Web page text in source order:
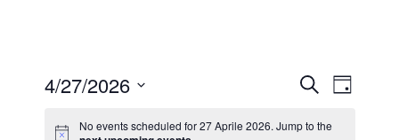
Events
Search
Giorno
4/27/2026
date.
No events scheduled for 27 Aprile 2026. Jump to the